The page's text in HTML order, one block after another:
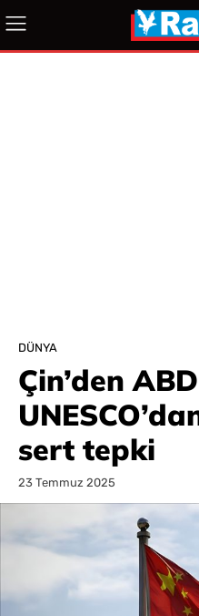
DÜNYA
Çin’den
sert tepki
23 Temmuz 2025